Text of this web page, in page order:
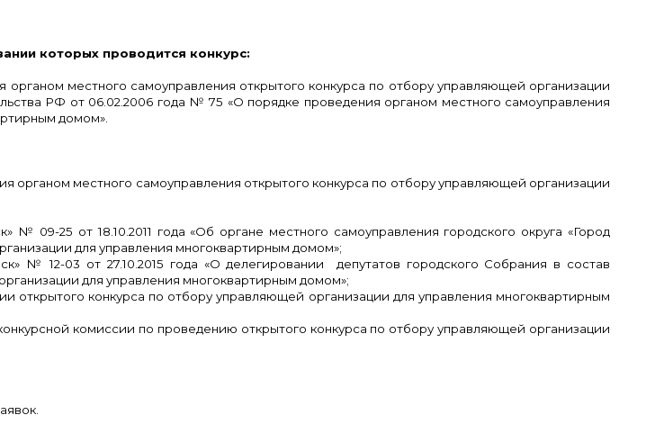
которых проводится конкурс:
местного самоуправления открытого конкурса по отбору управляющей организации
РФ от 06.02.2006 года № 75 «О порядке проведения органом местного самоуправления
домом».
местного самоуправления открытого конкурса по отбору управляющей организации
09-25 от 18.10.2011 года «Об органе местного самоуправления городского округа «Город
для управления многоквартирным домом»;
№ 12-03 от 27.10.2015 года «О делегировании депутатов городского Собрания в состав
для управления многоквартирным домом»;
конкурса по отбору управляющей организации для управления многоквартирным
комиссии по проведению открытого конкурса по отбору управляющей организации